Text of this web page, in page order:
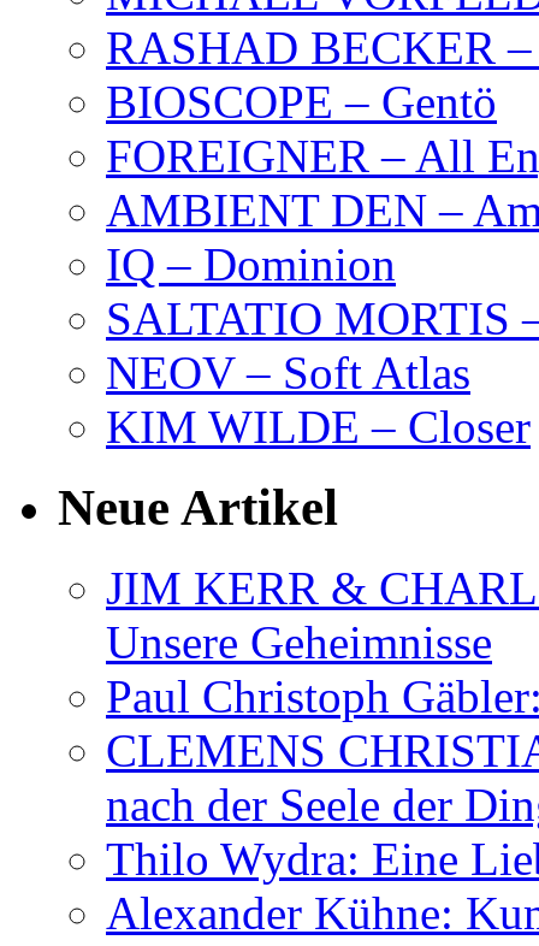
RASHAD BECKER
BIOSCOPE – Gentö
FOREIGNER – All
AMBIENT DEN –
IQ – Dominion
SALTATIO MORTIS
NEOV – Soft Atlas
KIM WILDE – Closer
Neue Artikel
JIM KERR &
Unsere Geheimnisse
Paul Christoph
CLEMENS
nach der Seele der
Thilo Wydra: Eine
Alexander Kühne: